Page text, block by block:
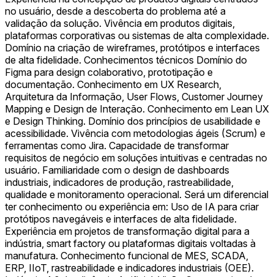
no usuário, desde a descoberta do problema até a
validação da solução. Vivência em produtos digitais,
plataformas corporativas ou sistemas de alta complexidade.
Domínio na criação de wireframes, protótipos e interfaces
de alta fidelidade. Conhecimentos técnicos Domínio do
Figma para design colaborativo, prototipação e
documentação. Conhecimento em UX Research,
Arquitetura da Informação, User Flows, Customer Journey
Mapping e Design de Interação. Conhecimento em Lean UX
e Design Thinking. Domínio dos princípios de usabilidade e
acessibilidade. Vivência com metodologias ágeis (Scrum) e
ferramentas como Jira. Capacidade de transformar
requisitos de negócio em soluções intuitivas e centradas no
usuário. Familiaridade com o design de dashboards
industriais, indicadores de produção, rastreabilidade,
qualidade e monitoramento operacional. Será um diferencial
ter conhecimento ou experiência em: Uso de IA para criar
protótipos navegáveis e interfaces de alta fidelidade.
Experiência em projetos de transformação digital para a
indústria, smart factory ou plataformas digitais voltadas à
manufatura. Conhecimento funcional de MES, SCADA,
ERP, IIoT, rastreabilidade e indicadores industriais (OEE).